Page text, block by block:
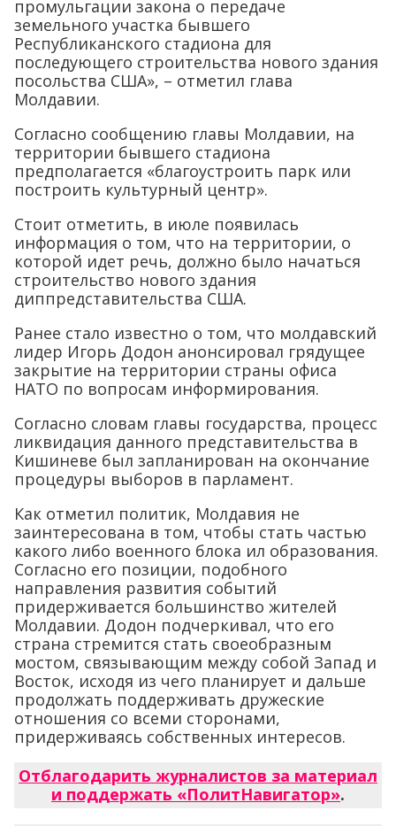
промульгации закона о передаче
земельного участка бывшего
Республиканского стадиона для
последующего строительства нового здания
посольства США», – отметил глава
Молдавии.
Согласно сообщению главы Молдавии, на
территории бывшего стадиона
предполагается «благоустроить парк или
построить культурный центр».
Стоит отметить, в июле появилась
информация о том, что на территории, о
которой идет речь, должно было начаться
строительство нового здания
диппредставительства США.
Ранее стало известно о том, что молдавский
лидер Игорь Додон анонсировал грядущее
закрытие на территории страны офиса
НАТО по вопросам информирования.
Согласно словам главы государства, процесс
ликвидация данного представительства в
Кишиневе был запланирован на окончание
процедуры выборов в парламент.
Как отметил политик, Молдавия не
заинтересована в том, чтобы стать частью
какого либо военного блока ил образования.
Согласно его позиции, подобного
направления развития событий
придерживается большинство жителей
Молдавии. Додон подчеркивал, что его
страна стремится стать своеобразным
мостом, связывающим между собой Запад и
Восток, исходя из чего планирует и дальше
продолжать поддерживать дружеские
отношения со всеми сторонами,
придерживаясь собственных интересов.
Отблагодарить журналистов за материал
и поддержать «ПолитНавигатор».